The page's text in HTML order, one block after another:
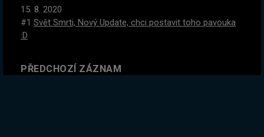
15. 8. 2020
#1 Svět Smrti, Nový Update, chci postavit toho pavouka
:D
PŘEDCHOZÍ ZÁZNAM